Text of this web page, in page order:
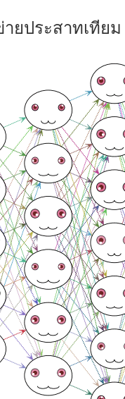
ยประสาทเทียม